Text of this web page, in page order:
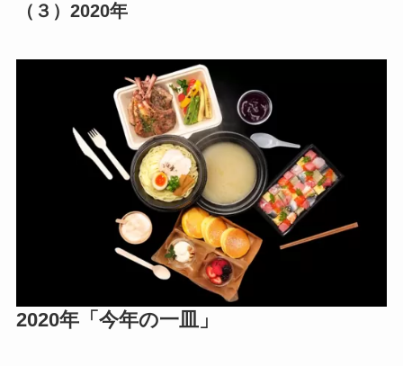
（３） 2020年
2020年「今年の一皿」